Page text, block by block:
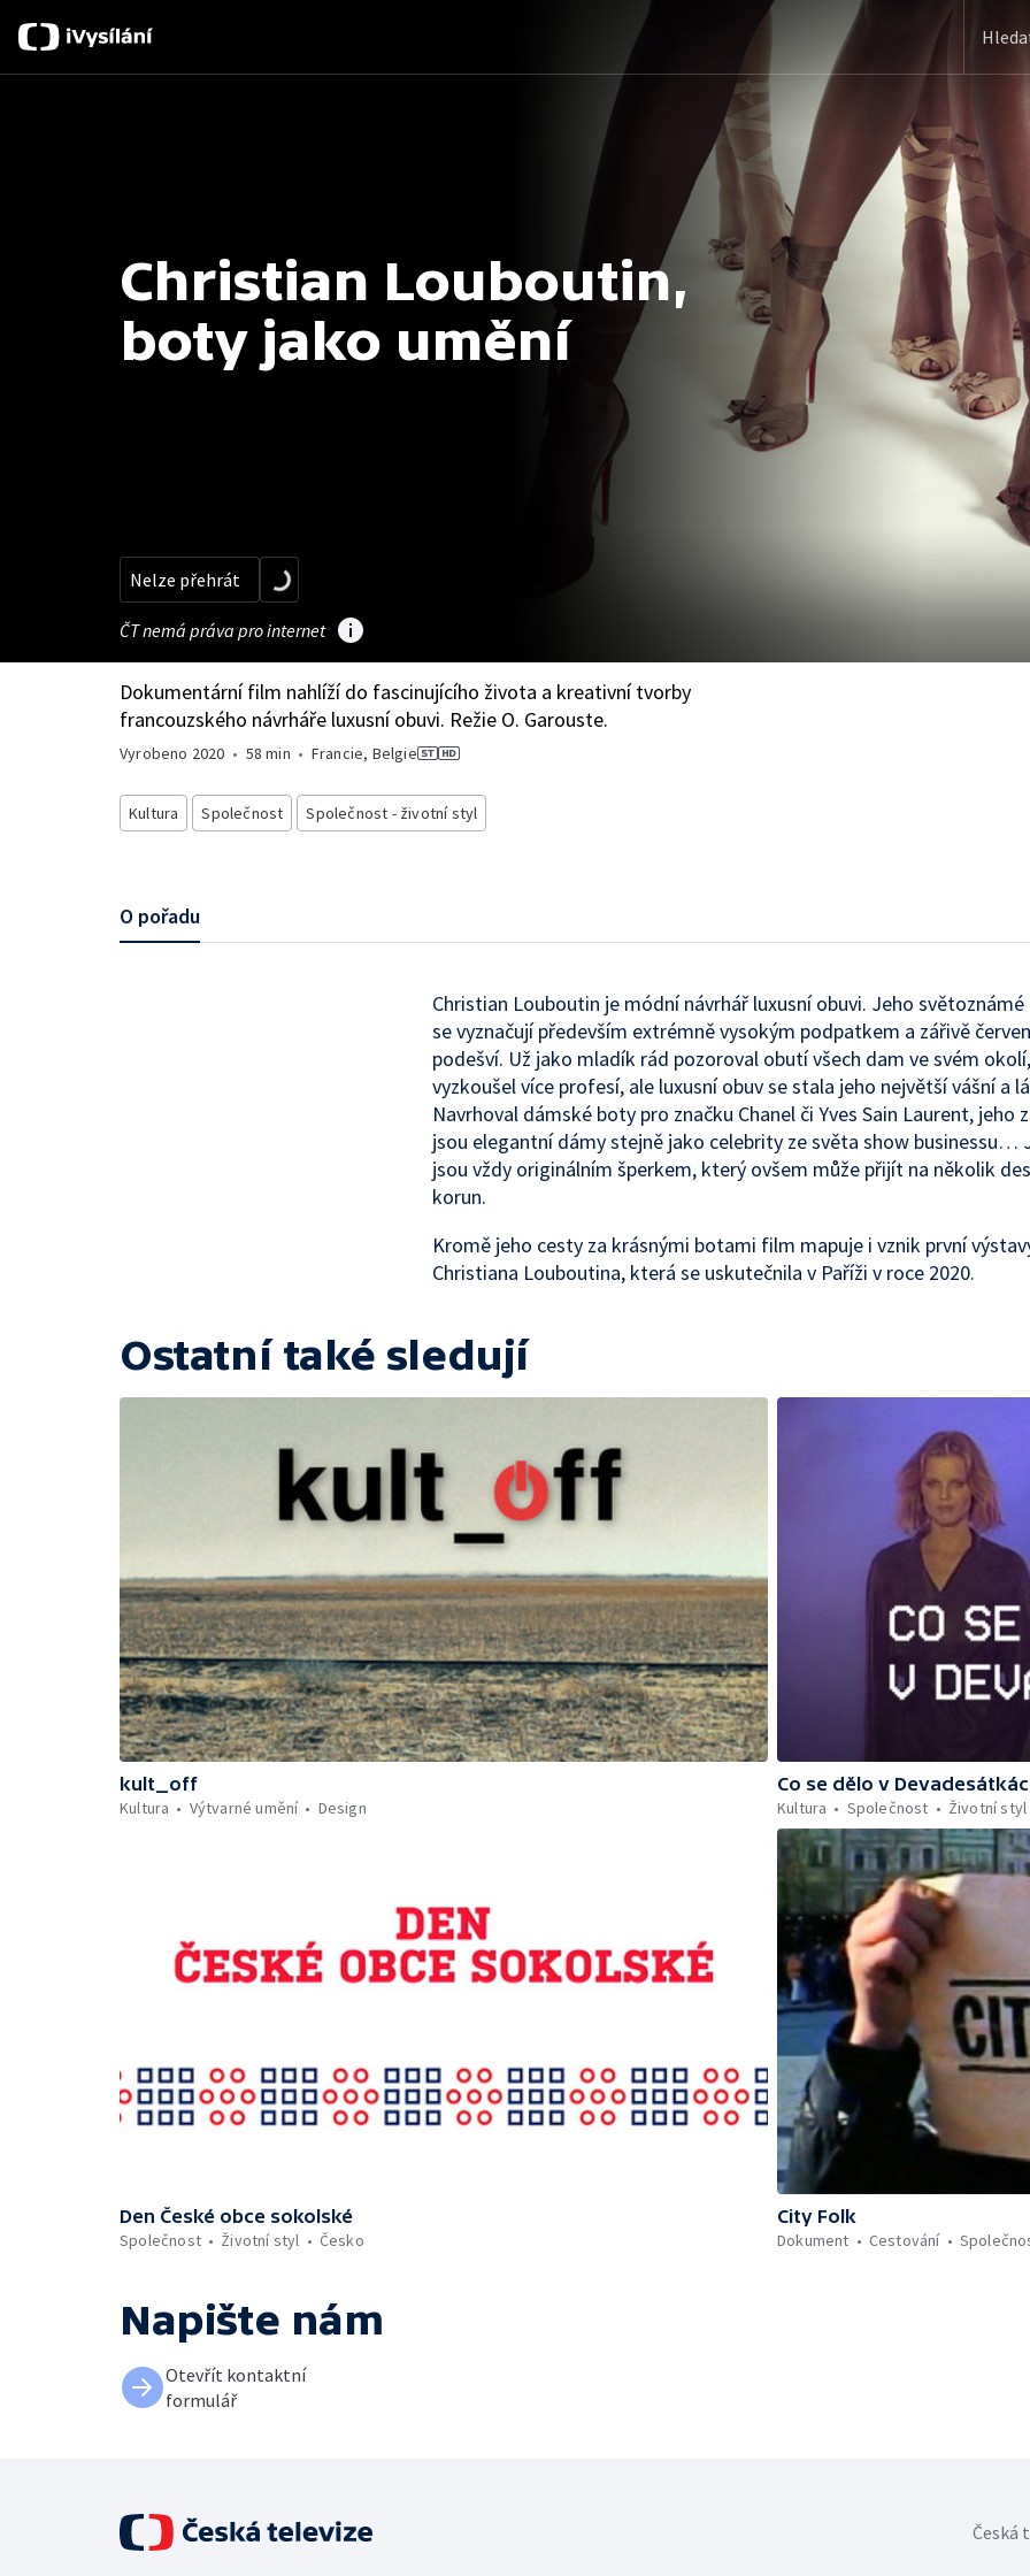
Christian Louboutin,
boty jako umění
Nelze přehrát
ČT nemá práva pro internet
Dokumentární film nahlíží do fascinujícího života a kreativní tvorby
francouzského návrháře luxusní obuvi. Režie O. Garouste.
Vyrobeno 2020 • 58 min • Francie, Belgie
Kultura Společnost Společnost - životní styl
O pořadu
Christian Louboutin je módní návrhář luxusní obuvi. Jeho
se vyznačují především extrémně vysokým podpatkem a zářivě
podešví. Už jako mladík rád pozoroval obutí všech dam ve svém okolí,
vyzkoušel více profesí, ale luxusní obuv se stala jeho největší vášní a
Navrhoval dámské boty pro značku Chanel či Yves Sain Laurent, jeho
jsou elegantní dámy stejně jako celebrity ze světa show businessu…
jsou vždy originálním šperkem, který ovšem může přijít na několik
korun.
Kromě jeho cesty za krásnými botami film mapuje i vznik první
Christiana Louboutina, která se uskutečnila v Paříži v roce 2020.
Ostatní také sledují
kult_off
Kultura
Výtvarné umění Design
Co se dělo v
Kultura
Společnost Životní styl
Den České obce sokolské
Společnost
Životní styl Česko
City Folk
Dokument
Cestování
Napište nám
Otevřít kontaktní
formulář
Česká